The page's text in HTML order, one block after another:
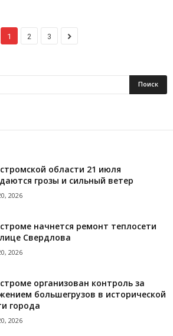
1 2 3
области 21 июля
грозы и сильный ветер
2026
начнется ремонт теплосети
Свердлова
2026
организован контроль за
большегрузов в исторической
города
2026